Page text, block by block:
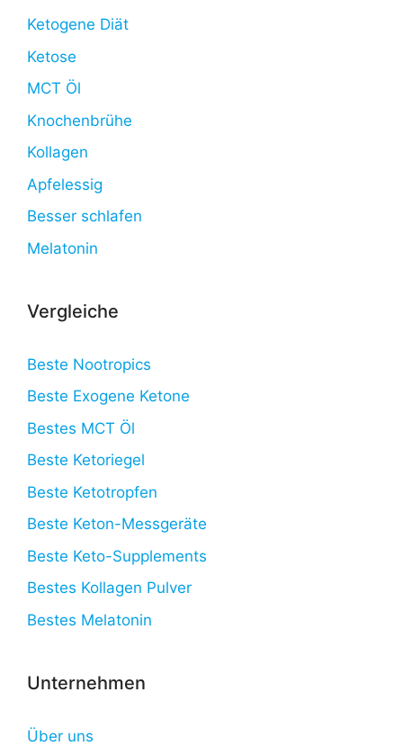
Ketogene Diät
Ketose
MCT Öl
Knochenbrühe
Kollagen
Apfelessig
Besser schlafen
Melatonin
Vergleiche
Beste Nootropics
Beste Exogene Ketone
Bestes MCT Öl
Beste Ketoriegel
Beste Ketotropfen
Beste Keton-Messgeräte
Beste Keto-Supplements
Bestes Kollagen Pulver
Bestes Melatonin
Unternehmen
Über uns